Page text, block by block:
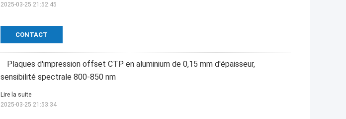
CONTACT
2025-03-25 21:52:45
Plaques d'impression offset CTP en aluminium de 0,15 mm d'épaisseur,
sensibilité spectrale 800-850 nm
Lire la suite
2025-03-25 21:53:34